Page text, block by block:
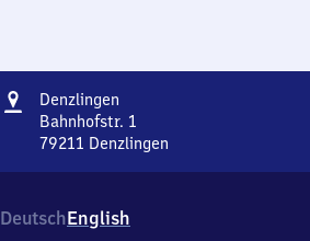
Adresse
Denzlingen
Bahnhofstr. 1
79211 Denzlingen
1,
7
DeutschEnglish